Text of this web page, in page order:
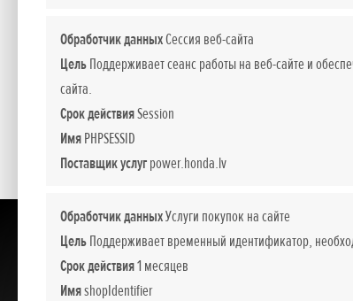
Обработчик данныхСессия веб-сайта
ЦельПоддерживает сеанс работы на веб-сайте и
сайта.
Срок действияSession
ИмяPHPSESSID
Поставщик услугpower.honda.lv
Обработчик данныхУслуги покупок на сайте
ЦельПоддерживает временный идентификатор,
Срок действия1 месяцев
ИмяshopIdentifier